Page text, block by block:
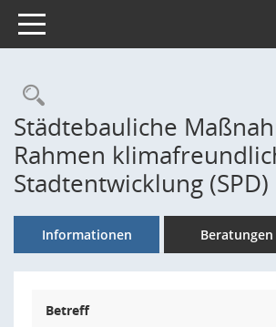
Toggle navigation
Rechercheauswahl
Städtebauliche
Rahmen
Stadtentwicklung (SPD)
Informationen Beratungen
Betreff